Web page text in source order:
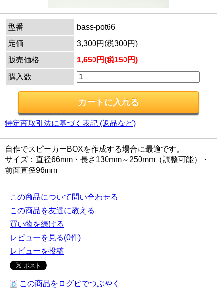
型番
bass-pot66
定価
3,300円(税300円)
販売価格
1,650円(税150円)
購入数
特定商取引法に基づく表記 (返品など)
自作でスピーカーBOXを作成する場合に最適です。
サイズ：直径66mm・長さ130mm～250mm（調整可能）・
前面直径96mm
この商品について問い合わせる
この商品を友達に教える
買い物を続ける
レビューを見る(0件)
レビューを投稿
この商品をログピでつぶやく